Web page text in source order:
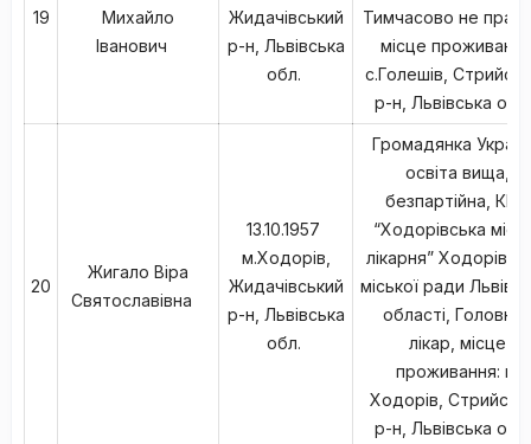
19
Михайло
Іванович
Жидачівський
р-н, Львівська
обл.
Тимчасово не
місце
с.Голешів,
р-н, Львівська
20
Жигало Віра
Святославівна
13.10.1957
м.Ходорів,
Жидачівський
р-н, Львівська
обл.
Громадянка
освіта вища,
безпартійна, КНП
“Ходорівська
лікарня”
міської ради
області, Головний
лікар, місце
проживання: м.
Ходорів,
р-н, Львівська